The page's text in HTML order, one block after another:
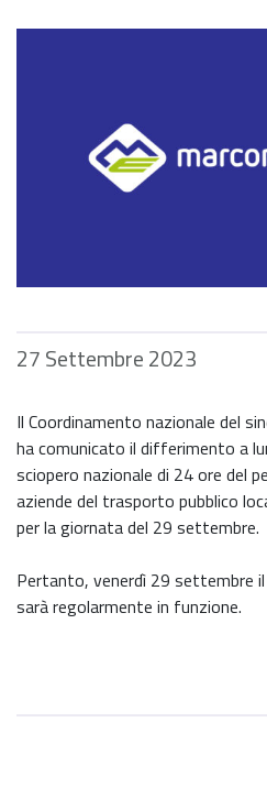
27 Settembre 2023
Il Coordinamento nazionale del
ha comunicato il differimento a
sciopero nazionale di 24 ore del
aziende del trasporto pubblico
per la giornata del 29 settembre.
Pertanto, venerdì 29 settembre
sarà regolarmente in funzione.